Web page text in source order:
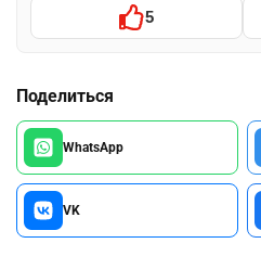
5
Поделиться
WhatsApp
VK